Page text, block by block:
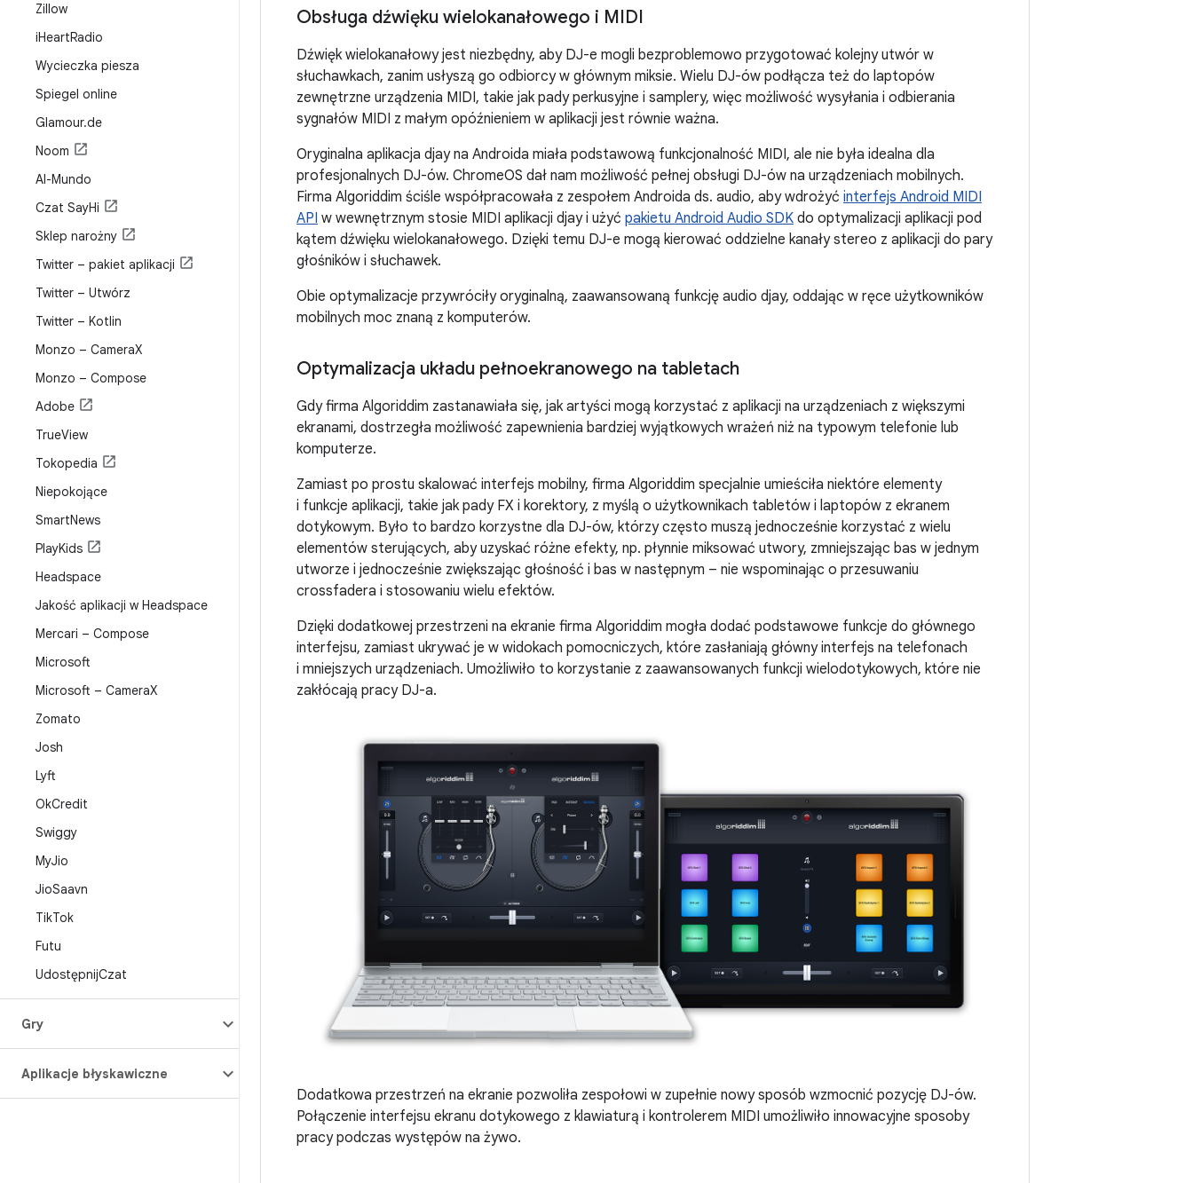
Zillow
iHeartRadio
Wycieczka piesza
Spiegel online
Glamour.de
Noom
Al-Mundo
Czat SayHi
Sklep narożny
Twitter – pakiet aplikacji
Twitter – Utwórz
Twitter – Kotlin
Monzo – CameraX
Monzo – Compose
Adobe
TrueView
Tokopedia
Niepokojące
SmartNews
PlayKids
Headspace
Jakość aplikacji w Headspace
Mercari – Compose
Microsoft
Microsoft – CameraX
Zomato
Josh
Lyft
OkCredit
Swiggy
MyJio
JioSaavn
TikTok
Futu
UdostępnijCzat
Gry
Aplikacje błyskawiczne
Obsługa dźwięku wielokanałowego i MIDI
Dźwięk wielokanałowy jest niezbędny, aby DJ-e mogli bezproblemowo przygotować kolejny utwór w
słuchawkach, zanim usłyszą go odbiorcy w głównym miksie. Wielu DJ-ów podłącza też do laptopów
zewnętrzne urządzenia MIDI, takie jak pady perkusyjne i samplery, więc możliwość wysyłania i odbierania
sygnałów MIDI z małym opóźnieniem w aplikacji jest równie ważna.
Oryginalna aplikacja djay na Androida miała podstawową funkcjonalność MIDI, ale nie była idealna dla
profesjonalnych DJ-ów. ChromeOS dał nam możliwość pełnej obsługi DJ-ów na urządzeniach mobilnych.
Firma Algoriddim ściśle współpracowała z zespołem Androida ds. audio, aby wdrożyć interfejs Android MIDI
API w wewnętrznym stosie MIDI aplikacji djay i użyć pakietu Android Audio SDK do optymalizacji aplikacji pod
kątem dźwięku wielokanałowego. Dzięki temu DJ-e mogą kierować oddzielne kanały stereo z aplikacji do pary
głośników i słuchawek.
Obie optymalizacje przywróciły oryginalną, zaawansowaną funkcję audio djay, oddając w ręce użytkowników
mobilnych moc znaną z komputerów.
Optymalizacja układu pełnoekranowego na tabletach
Gdy firma Algoriddim zastanawiała się, jak artyści mogą korzystać z aplikacji na urządzeniach z większymi
ekranami, dostrzegła możliwość zapewnienia bardziej wyjątkowych wrażeń niż na typowym telefonie lub
komputerze.
Zamiast po prostu skalować interfejs mobilny, firma Algoriddim specjalnie umieściła niektóre elementy
i funkcje aplikacji, takie jak pady FX i korektory, z myślą o użytkownikach tabletów i laptopów z ekranem
dotykowym. Było to bardzo korzystne dla DJ-ów, którzy często muszą jednocześnie korzystać z wielu
elementów sterujących, aby uzyskać różne efekty, np. płynnie miksować utwory, zmniejszając bas w jednym
utworze i jednocześnie zwiększając głośność i bas w następnym – nie wspominając o przesuwaniu
crossfadera i stosowaniu wielu efektów.
Dzięki dodatkowej przestrzeni na ekranie firma Algoriddim mogła dodać podstawowe funkcje do głównego
interfejsu, zamiast ukrywać je w widokach pomocniczych, które zasłaniają główny interfejs na telefonach
i mniejszych urządzeniach. Umożliwiło to korzystanie z zaawansowanych funkcji wielodotykowych, które nie
zakłócają pracy DJ-a.
Dodatkowa przestrzeń na ekranie pozwoliła zespołowi w zupełnie nowy sposób wzmocnić pozycję DJ-ów.
Połączenie interfejsu ekranu dotykowego z klawiaturą i kontrolerem MIDI umożliwiło innowacyjne sposoby
pracy podczas występów na żywo.